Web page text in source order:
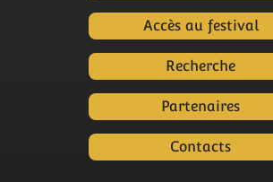
Accès au festival
Recherche
Partenaires
Contacts